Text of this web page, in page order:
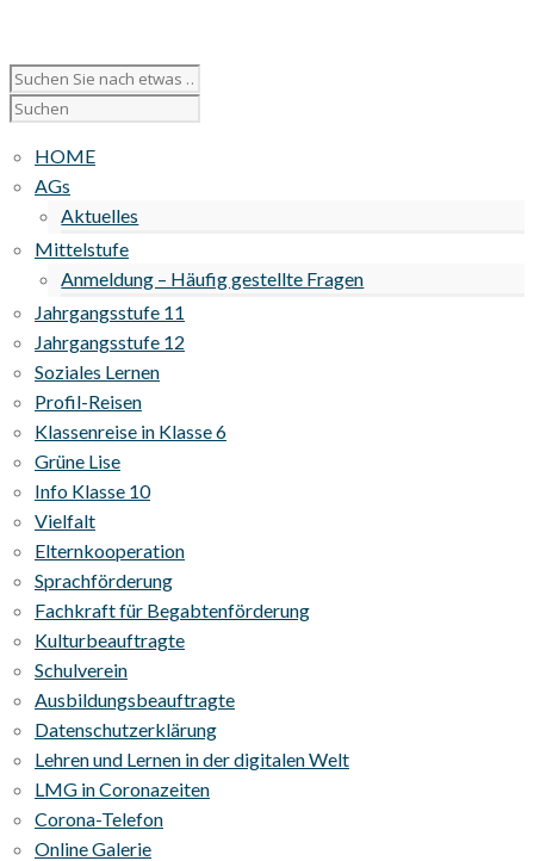
HOME
AGs
Aktuelles
Mittelstufe
Anmeldung – Häufig gestellte Fragen
Jahrgangsstufe 11
Jahrgangsstufe 12
Soziales Lernen
Profil-Reisen
Klassenreise in Klasse 6
Grüne Lise
Info Klasse 10
Vielfalt
Elternkooperation
Sprachförderung
Fachkraft für Begabtenförderung
Kulturbeauftragte
Schulverein
Ausbildungsbeauftragte
Datenschutzerklärung
Lehren und Lernen in der digitalen Welt
LMG in Coronazeiten
Corona-Telefon
Online Galerie